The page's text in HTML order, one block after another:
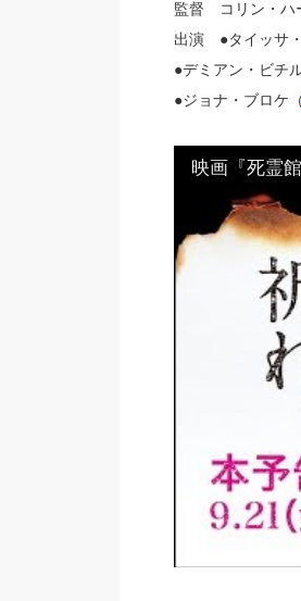
監督 コリン・ハ
出演 ●タイッサ
●デミアン・ビチ
●ジョナ・ブロケ（
映画『死霊